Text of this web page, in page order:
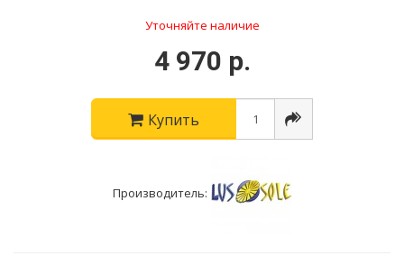
Уточняйте наличие
4 970 р.
Купить
Производитель: